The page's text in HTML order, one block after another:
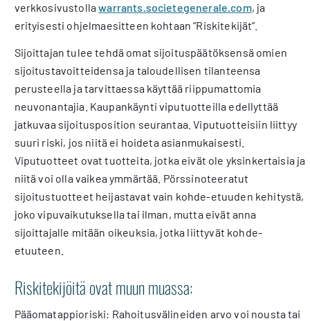
verkkosivustollawarrants.societegenerale.com, ja
erityisesti ohjelmaesitteen kohtaan ”Riskitekijät”.
Sijoittajan tulee tehdä omat sijoituspäätöksensä omien
sijoitustavoitteidensa ja taloudellisen tilanteensa
perusteella ja tarvittaessa käyttää riippumattomia
neuvonantajia. Kaupankäynti viputuotteilla edellyttää
jatkuvaa sijoitusposition seurantaa. Viputuotteisiin liittyy
suuri riski, jos niitä ei hoideta asianmukaisesti.
Viputuotteet ovat tuotteita, jotka eivät ole yksinkertaisia ja
niitä voi olla vaikea ymmärtää. Pörssinoteeratut
sijoitustuotteet heijastavat vain kohde-etuuden kehitystä,
joko vipuvaikutuksella tai ilman, mutta eivät anna
sijoittajalle mitään oikeuksia, jotka liittyvät kohde-
etuuteen.
Riskitekijöitä ovat muun muassa:
Pääomatappioriski: Rahoitusvälineiden arvo voi nousta tai